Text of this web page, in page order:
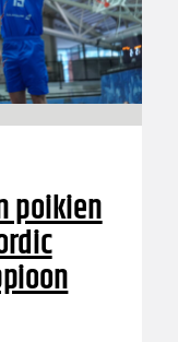
poikien